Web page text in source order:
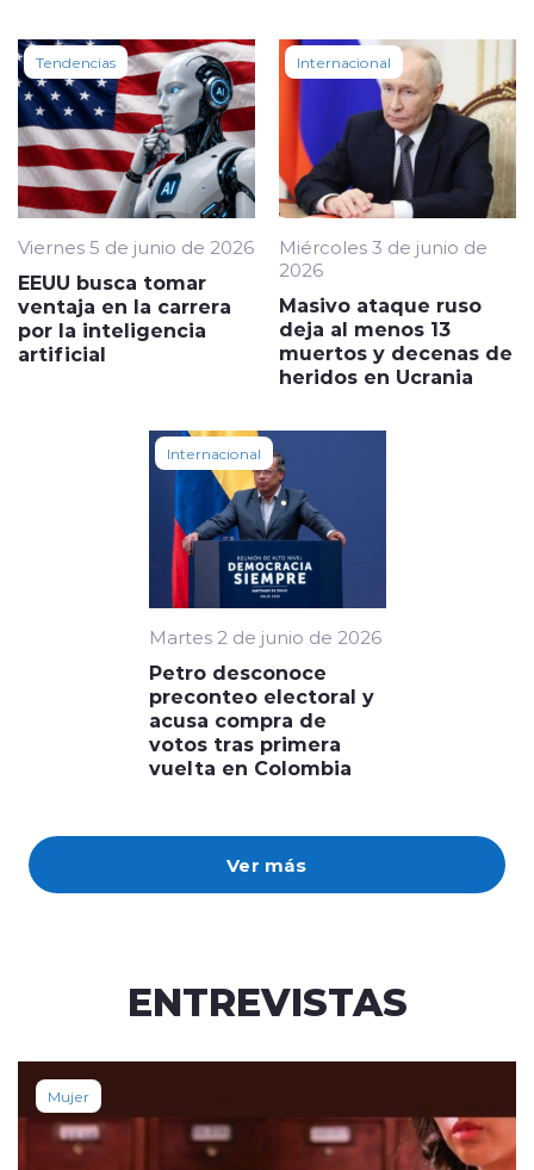
Ver más
Tendencias
Viernes 5 de junio de 2026
EEUU busca tomar
ventaja en la carrera
por la inteligencia
artificial
Internacional
Miércoles 3 de junio de
2026
Masivo ataque ruso
deja al menos 13
muertos y decenas de
heridos en Ucrania
Internacional
Martes 2 de junio de 2026
Petro desconoce
preconteo electoral y
acusa compra de
votos tras primera
vuelta en Colombia
ENTREVISTAS
Mujer